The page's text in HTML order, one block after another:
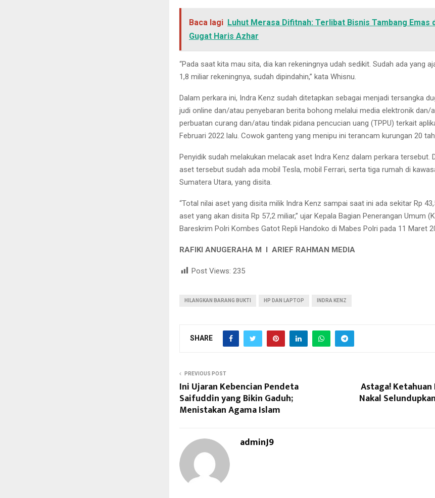
Baca lagi Luhut Merasa Difitnah: Terlibat Bisnis Tambang Emas
Gugat Haris Azhar
“Pada saat kita mau sita, dia kan rekeningnya udah sedikit. Sudah ada yang
1,8 miliar rekeningnya, sudah dipindahin,” kata Whisnu.
Dalam perkara ini, Indra Kenz sudah ditetapkan sebagai menjadi tersangka
judi online dan/atau penyebaran berita bohong melalui media elektronik dan/
perbuatan curang dan/atau tindak pidana pencucian uang (TPPU) terkait
Februari 2022 lalu. Cowok ganteng yang menipu ini terancam kurungan 20
Penyidik sudah melakukan melacak aset Indra Kenz dalam perkara tersebut.
aset tersebut sudah ada mobil Tesla, mobil Ferrari, serta tiga rumah di
Sumatera Utara, yang disita.
“Total nilai aset yang disita milik Indra Kenz sampai saat ini ada sekitar Rp
aset yang akan disita Rp 57,2 miliar,” ujar Kepala Bagian Penerangan Umum
Bareskrim Polri Kombes Gatot Repli Handoko di Mabes Polri pada 11 Maret
RAFIKI ANUGERAHA M I ARIEF RAHMAN MEDIA
Post Views: 235
HILANGKAN BARANG BUKTI HP DAN LAPTOP INDRA KENZ
SHARE
PREVIOUS POST
Ini Ujaran Kebencian Pendeta
Saifuddin yang Bikin Gaduh;
Menistakan Agama Islam
Astaga! Ketahuan
Nakal
adminJ9